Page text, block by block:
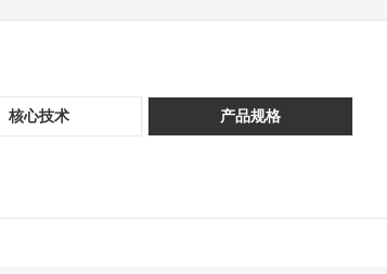
核心技术 产品规格